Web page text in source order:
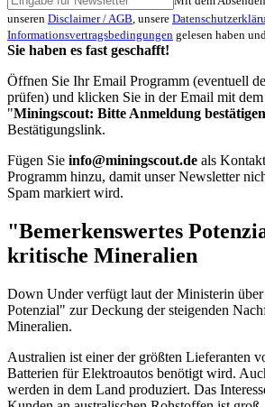
unseren Disclaimer / AGB, unsere
Informationsvertragsbedingungen gelesen haben
Sie haben es fast geschafft!
Öffnen Sie Ihr Email Programm (eventuell
prüfen) und klicken Sie in der Email mit
"Miningscout: Bitte Anmeldung bestätigen
Bestätigungslink.
Fügen Sie info@miningscout.de als
Programm hinzu, damit unser Newsletter
Spam markiert wird.
"Bemerkenswertes
kritische Mineralien
Down Under verfügt laut der Ministerin
Potenzial" zur Deckung der steigenden
Mineralien.
Australien ist einer der größten Lieferanten
Batterien für Elektroautos benötigt wird.
werden in dem Land produziert. Das